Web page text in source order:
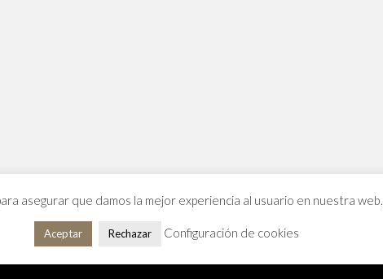
asegurar que damos la mejor experiencia al usuario en nuestra web.
Aceptar Rechazar Configuración de cookies